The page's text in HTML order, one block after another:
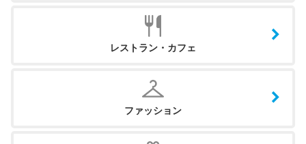
レストラン・カフェ
ファッション